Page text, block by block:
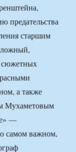
предательства
старшим
сюжетных
а также
Мухаметовым
—
самом важном,